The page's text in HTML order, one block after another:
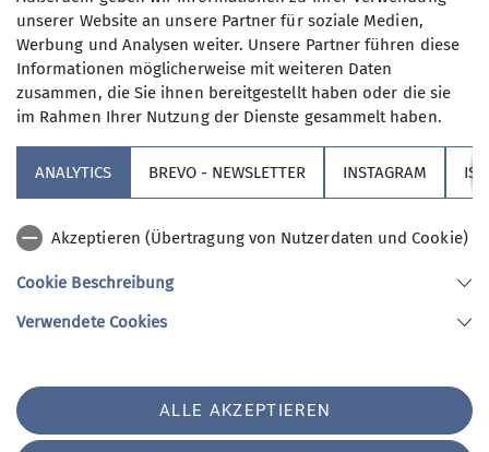
unserer Website an unsere Partner für soziale Medien,
Werbung und Analysen weiter. Unsere Partner führen diese
Informationen möglicherweise mit weiteren Daten
zusammen, die Sie ihnen bereitgestellt haben oder die sie
im Rahmen Ihrer Nutzung der Dienste gesammelt haben.
ANALYTICS BREVO - NEWSLETTER INSTAGRAM
Akzeptieren (Übertragung von Nutzerdaten und Cookie)
Cookie Beschreibung
Verwendete Cookies
ALLE AKZEPTIEREN